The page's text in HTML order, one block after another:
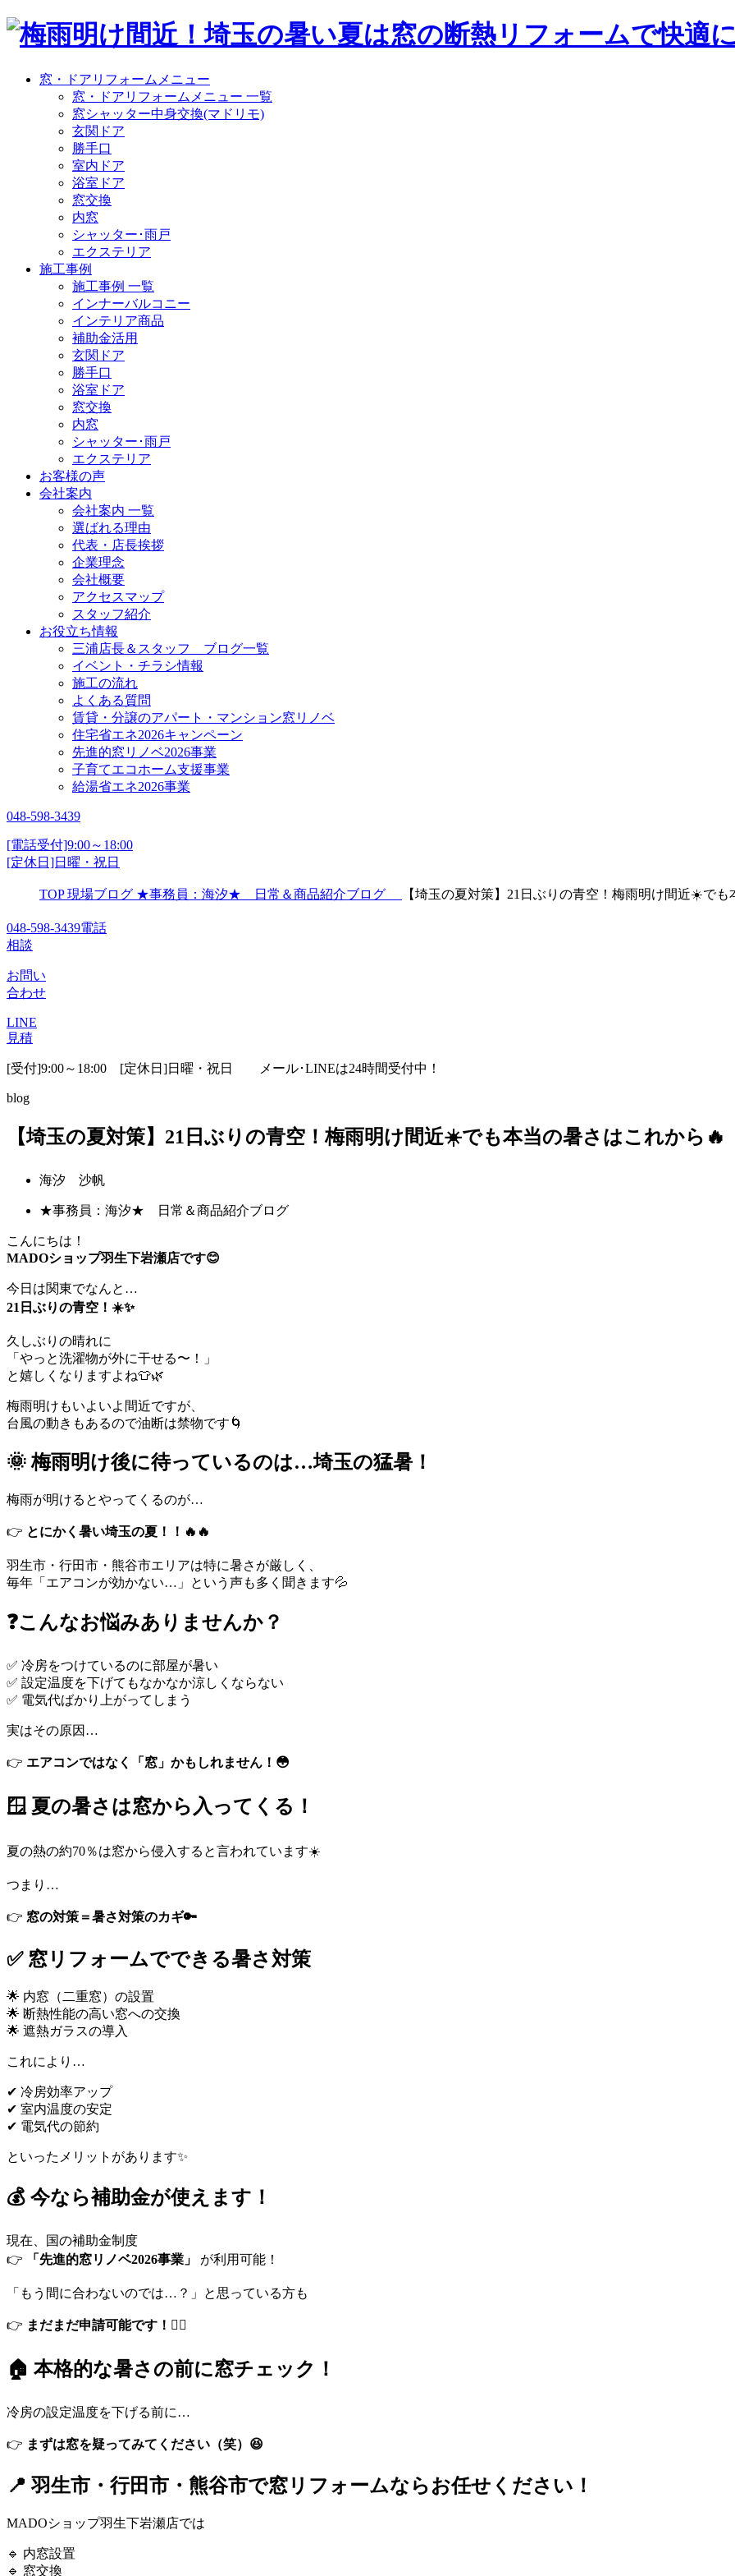
窓・ドアリフォームメニュー
窓・ドアリフォームメニュー 一覧
窓シャッター中身交換(マドリモ)
玄関ドア
勝手口
室内ドア
浴室ドア
窓交換
内窓
シャッター･雨戸
エクステリア
施工事例
施工事例 一覧
インナーバルコニー
インテリア商品
補助金活用
玄関ドア
勝手口
浴室ドア
窓交換
内窓
シャッター･雨戸
エクステリア
お客様の声
会社案内
会社案内 一覧
選ばれる理由
代表・店長挨拶
企業理念
会社概要
アクセスマップ
スタッフ紹介
お役立ち情報
三浦店長＆スタッフ ブログ一覧
イベント・チラシ情報
施工の流れ
よくある質問
賃貸・分譲のアパート・マンション窓リノベ
住宅省エネ2026キャンペーン
先進的窓リノベ2026事業
子育てエコホーム支援事業
給湯省エネ2026事業
048-598-3439
[電話受付]9:00～18:00
[定休日]日曜・祝日
TOP 現場ブログ ★事務員：海汐★ 日常＆商品紹介ブログ 【埼玉の夏対策】21日ぶりの青空！梅雨明け間近☀️でも
048-598-3439電話
相談
お問い
合わせ
LINE
見積
[受付]9:00～18:00 [定休日]日曜・祝日 メール･LINEは24時間受付中！
blog
【埼玉の夏対策】21日ぶりの青空！梅雨明け間近☀️でも本当の暑さはこれから🔥
海汐 沙帆
★事務員：海汐★ 日常＆商品紹介ブログ
こんにちは！
MADOショップ羽生下岩瀬店です😊
今日は関東でなんと…
21日ぶりの青空！☀️✨
久しぶりの晴れに
「やっと洗濯物が外に干せる〜！」
と嬉しくなりますよね👕🌿
梅雨明けもいよいよ間近ですが、
台風の動きもあるので油断は禁物です🌀
🌞 梅雨明け後に待っているのは…埼玉の猛暑！
梅雨が明けるとやってくるのが…
👉 とにかく暑い埼玉の夏！！🔥🔥
羽生市・行田市・熊谷市エリアは特に暑さが厳しく、
毎年「エアコンが効かない…」という声も多く聞きます💦
❓こんなお悩みありませんか？
✅ 冷房をつけているのに部屋が暑い
✅ 設定温度を下げてもなかなか涼しくならない
✅ 電気代ばかり上がってしまう
実はその原因…
👉 エアコンではなく「窓」かもしれません！😳
🪟 夏の暑さは窓から入ってくる！
夏の熱の約70％は窓から侵入すると言われています☀️
つまり…
👉 窓の対策＝暑さ対策のカギ🔑
✅ 窓リフォームでできる暑さ対策
🌟 内窓（二重窓）の設置
🌟 断熱性能の高い窓への交換
🌟 遮熱ガラスの導入
これにより…
✔ 冷房効率アップ
✔ 室内温度の安定
✔ 電気代の節約
といったメリットがあります✨
💰 今なら補助金が使えます！
現在、国の補助金制度
👉
「先進的窓リノベ2026事業」 が利用可能！
「もう間に合わないのでは…？」と思っている方も
👉 まだまだ申請可能です！🙆‍♀️
🏠 本格的な暑さの前に窓チェック！
冷房の設定温度を下げる前に…
👉 まずは窓を疑ってみてください（笑）😆
📍 羽生市・行田市・熊谷市で窓リフォームならお任せください！
MADOショップ羽生下岩瀬店では
🔹 内窓設置
🔹 窓交換